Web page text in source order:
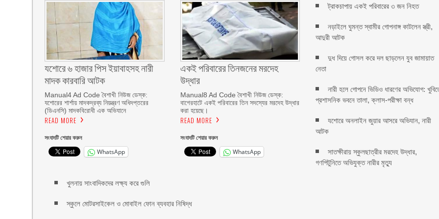
যশোরে ৬ হাজার পিস ইয়াবাহসহ নারী
মাদক কারবারি আটক
Manual4 Ad Code বৈশাখী নিউজ ডেস্ক:
যশোরের শার্শায় মাদকদ্রব্য নিয়ন্ত্রণ অধিদপ্তরের
(ডিএনসি) মাদকবিরোধী এক অভিযানে
READ MORE
সংবাদটি শেয়ার করুন
WhatsApp
একই পরিবারের তিনজনের মরদেহ
উদ্ধার
Manual8 Ad Code বৈশাখী নিউজ ডেস্ক:
বাগেরহাটে একই পরিবারের তিন সদস্যের মরদেহ উদ্ধার
করা হয়েছে।
READ MORE
সংবাদটি শেয়ার করুন
WhatsApp
ট্রাকচাপায় একই পরিবারের ৩ জন নিহত
নড়াইলে ঘুমন্ত স্বামীর গোপনাঙ্গ কাটলেন স্ত্রী,
আদুরী আটক
দুধ দিয়ে গোসল করে দল ছাড়লেন যুব জামায়াত
নেতা
নারী হলে গোপনে ভিডিও ধারণের অভিযোগ:
প্রশাসনিক ভবনে তালা, ক্লাস-পরীক্ষা বন্ধ
যশোরে অনলাইন জুয়ার আসরে অভিযান, নারী
আটক
সাতক্ষীরায় স্কুলছাত্রীর মরদেহ উদ্ধার,
গণপিটুনিতে অভিযুক্ত নারীর মৃত্যু
খুলনায় সাংবাদিকদের লক্ষ্য করে গুলি
স্কুলে মোটরসাইকেল ও মোবাইল ফোন ব্যবহার নিষিদ্ধ